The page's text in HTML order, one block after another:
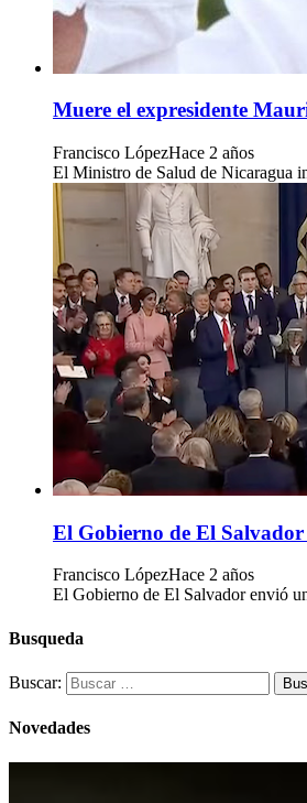
Muere el expresidente
Francisco LópezHace 2 años
El Ministro de Salud de Nicaragua
El Gobierno de El Salvador
Francisco LópezHace 2 años
El Gobierno de El Salvador envió
Busqueda
Buscar:
Novedades